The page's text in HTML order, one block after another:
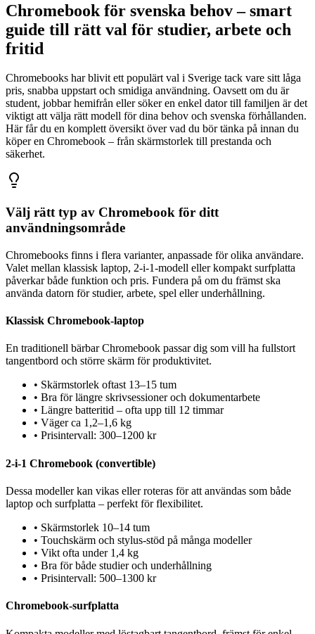
Chromebook för svenska behov – smart
guide till rätt val för studier, arbete och
fritid
Chromebooks har blivit ett populärt val i Sverige tack vare sitt låga
pris, snabba uppstart och smidiga användning. Oavsett om du är
student, jobbar hemifrån eller söker en enkel dator till familjen är det
viktigt att välja rätt modell för dina behov och svenska förhållanden.
Här får du en komplett översikt över vad du bör tänka på innan du
köper en Chromebook – från skärmstorlek till prestanda och
säkerhet.
Välj rätt typ av Chromebook för ditt
användningsområde
Chromebooks finns i flera varianter, anpassade för olika användare.
Valet mellan klassisk laptop, 2-i-1-modell eller kompakt surfplatta
påverkar både funktion och pris. Fundera på om du främst ska
använda datorn för studier, arbete, spel eller underhållning.
Klassisk Chromebook-laptop
En traditionell bärbar Chromebook passar dig som vill ha fullstort
tangentbord och större skärm för produktivitet.
• Skärmstorlek oftast 13–15 tum
• Bra för längre skrivsessioner och dokumentarbete
• Längre batteritid – ofta upp till 12 timmar
• Väger ca 1,2–1,6 kg
• Prisintervall: 300–1200 kr
2-i-1 Chromebook (convertible)
Dessa modeller kan vikas eller roteras för att användas som både
laptop och surfplatta – perfekt för flexibilitet.
• Skärmstorlek 10–14 tum
• Touchskärm och stylus-stöd på många modeller
• Vikt ofta under 1,4 kg
• Bra för både studier och underhållning
• Prisintervall: 500–1300 kr
Chromebook-surfplatta